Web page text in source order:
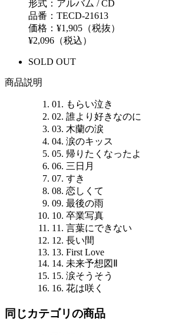
形式：アルバム / CD
品番：TECD-21613
価格：¥1,905（税抜）
¥2,096（税込）
SOLD OUT
商品説明
01. もらい泣き
02. 誰より好きなのに
03. 木蘭の涙
04. 涙のキッス
05. 帰りたくなったよ
06. 三日月
07. すき
08. 恋しくて
09. 最後の雨
10. 卒業写真
11. 言葉にできない
12. 長い間
13. First Love
14. 未来予想図Ⅱ
15. 涙そうそう
16. 花は咲く
同じカテゴリの商品